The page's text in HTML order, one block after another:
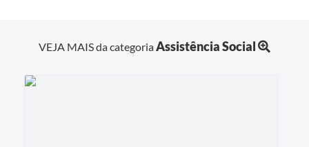
VEJA MAIS da categoriaAssistência Social